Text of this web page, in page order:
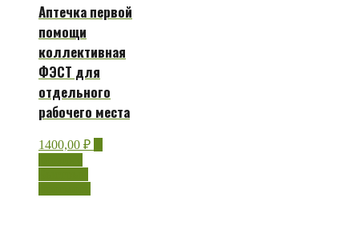
Аптечка первой
помощи
коллективная
ФЭСТ для
отдельного
рабочего места
1400,00 ₽